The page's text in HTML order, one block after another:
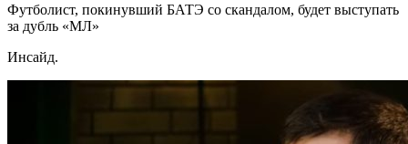
Футболист, покинувший БАТЭ со скандалом, будет выступать
за дубль «МЛ»
Инсайд.